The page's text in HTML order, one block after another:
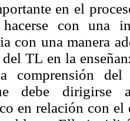
en el
con una
con una manera
TL en la
comprensión
debe dirigirse
en relación con